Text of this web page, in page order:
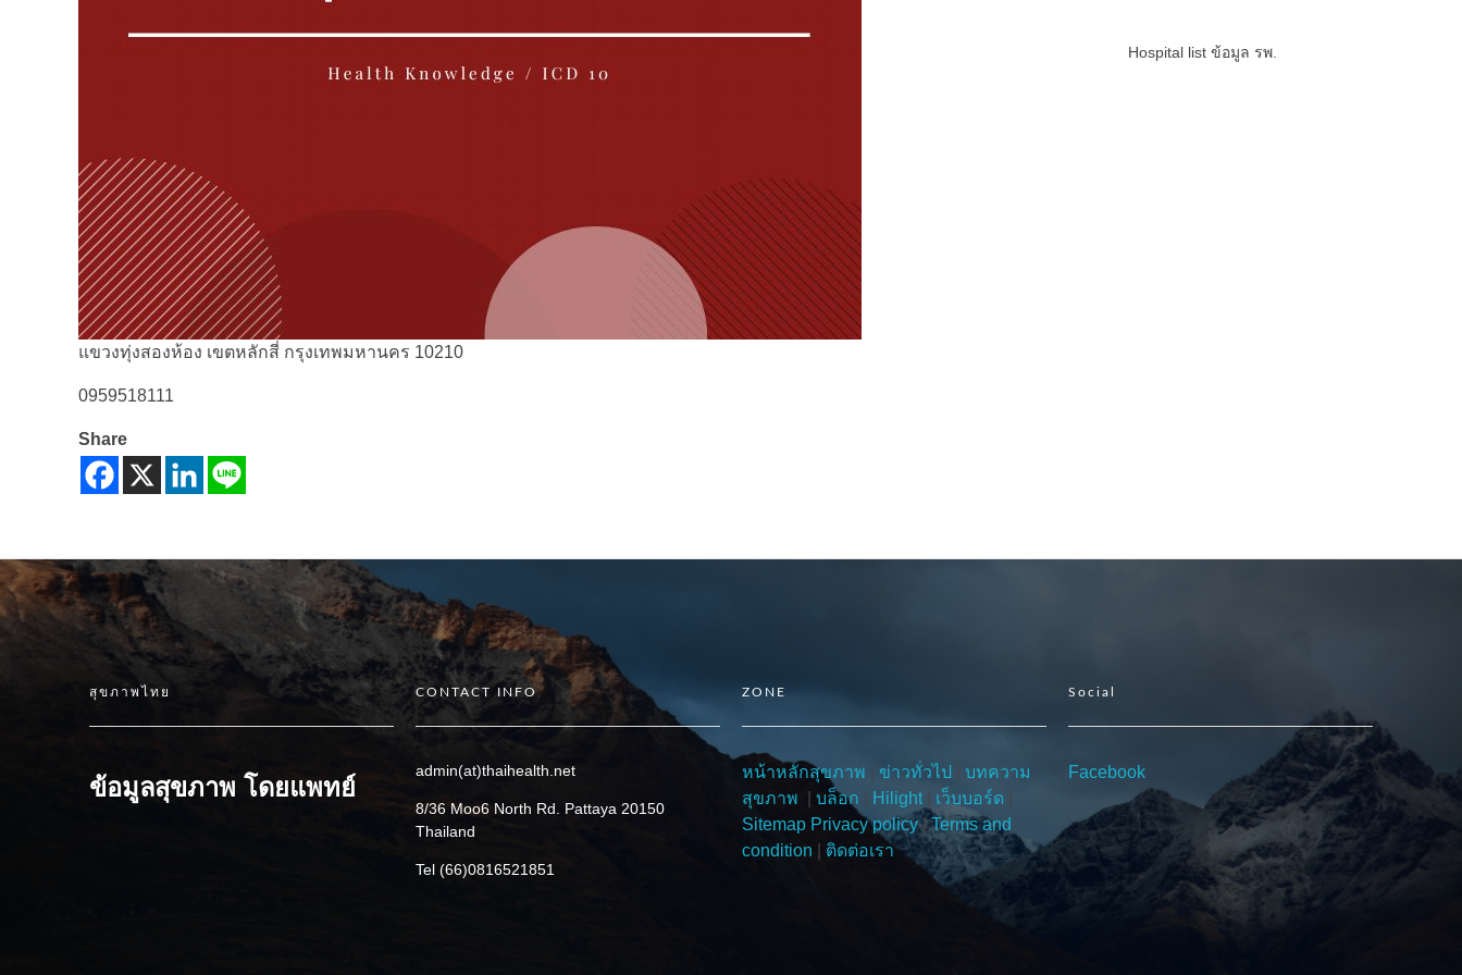
แขวงทุ่งสองห้อง เขตหลักสี่ กรุงเทพมหานคร 10210
0959518111
Share
Hospital list ข้อมูล รพ.
สุขภาพไทย
ข้อมูลสุขภาพ โดยแพทย์
CONTACT INFO
admin(at)thaihealth.net
8/36 Moo6 North Rd. Pattaya 20150
Thailand
Tel (66)0816521851
ZONE
หน้าหลักสุขภาพ ข่าวทั่วไป
บทความ
สุขภาพ
บล็อก Hilight เว็บบอร์ด
Sitemap Privacy policy|Terms and
condition
ติดต่อเรา
Social
Facebook